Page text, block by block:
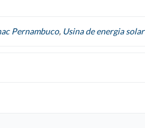
Pernambuco, Usina de energia solar